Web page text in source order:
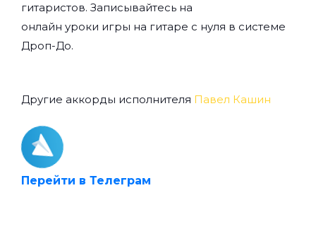
гитаристов. Записывайтесь на
онлайн уроки игры на гитаре с нуля в системе
Дроп-До.
Другие аккорды исполнителя Павел Кашин
Перейти в Телеграм